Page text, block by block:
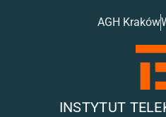
AGH Kraków
INSTYTUT